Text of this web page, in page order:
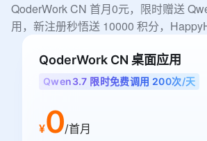
QoderWork CN 首月0元，限时赠送
用，新注册秒悟送 10000 积分，
QoderWork CN 桌面应用
Qwen3.7 限时免费调用 200次/天
¥0/首月